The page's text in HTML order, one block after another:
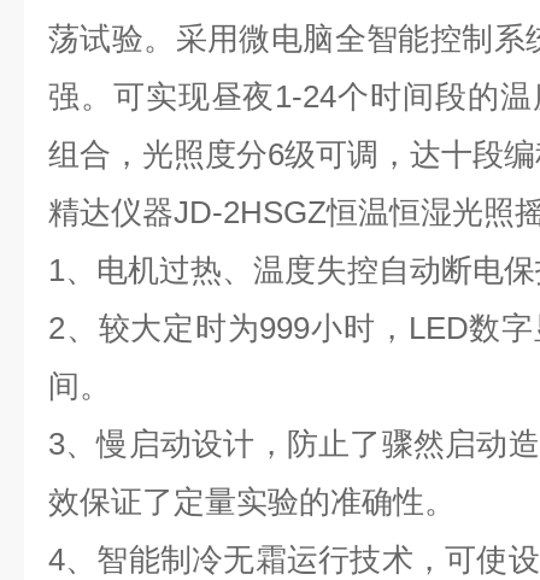
荡试验。采用微电脑全智能控制系
强。可实现昼夜1-24个时间段的
组合，光照度分6级可调，达十段
精达仪器JD-2HSGZ恒温恒湿光照
1、电机过热、温度失控自动断电
2、较大定时为999小时，LED数
间。
3、慢启动设计，防止了骤然启动
效保证了定量实验的准确性。
4、智能制冷无霜运行技术，可使